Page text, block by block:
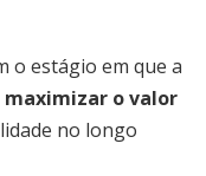
o estágio em que a
maximizar o valor
no longo